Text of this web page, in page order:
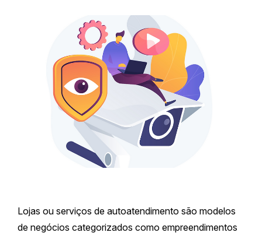
Lojas ou serviços de autoatendimento são modelos
de negócios categorizados como empreendimentos